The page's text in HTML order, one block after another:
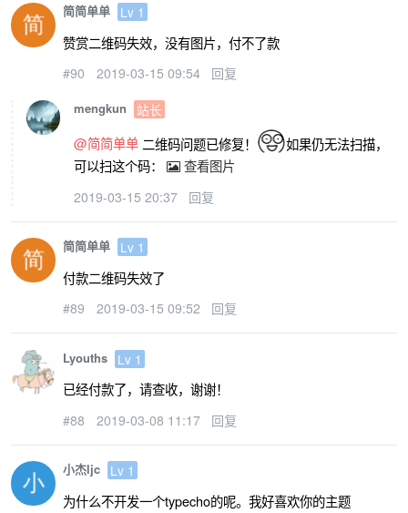
简简单单 Lv 1
赞赏二维码失效，没有图片，付不了款
#90 2019-03-15 09:54 回复
mengkun 站长
@简简单单 二维码问题已修复！
如果仍无法扫描，
可以扫这个码：
查看图片
2019-03-15 20:37 回复
简简单单 Lv 1
付款二维码失效了
#89 2019-03-15 09:52 回复
Lyouths Lv 1
已经付款了，请查收，谢谢！
#88 2019-03-08 11:17 回复
小杰ljc Lv 1
为什么不开发一个typecho的呢。我好喜欢你的主题